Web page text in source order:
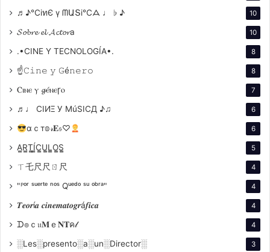
Torre Nilsson y la modernización
del cine argentino
Leopoldo Torre Nilsson fue un director clave en la
renovación del cine nacional. Su alianza creativa con
Beatriz Guido aportó densidad psicológica y un estilo
visual refinado. En
, despliega un
gótico singular, cargado de atmósfera opresiva, que
convierte los secretos familiares en metáforas de una
sociedad rígida y condenatoria.
Narrativa y estética: el gótico
♬♪℃іทЄ ү ᗰԱՏі℃ᗋ ♩ ♭ ♪ 10
𝓢𝓸𝓫𝓻𝓮 𝓮𝓵 𝓐𝓬𝓽𝓸𝓻a 10
.•CINE Y TECNOLOGÍA•. 8
☝𝙲𝚒𝚗𝚎 𝚢 𝙶é𝚗𝚎𝚛𝚘 8
Ⲥⲓⲛⲉ ⲩ 𝓰ⲉ́ⲛⲉꞅⲟ 7
♬♩ CIИΞ У MúSICД ♪♫ 6
αｃт𝕠𝓇𝐄𝔰♡ 6
A̳R̳T̳Í̳C̳U̳L̳O̳S̳ 5
ㄒ乇尺尺ㄖ尺 4
"ᴾᵒʳ ˢᵘᵉʳᵗᵉ ⁿᵒˢ Qᵘᵉᵈᵒ ˢᵘ ᵒᵇʳᵃ" 4
𝑻𝒆𝒐𝒓í𝒂 𝒄𝒊𝒏𝒆𝒎𝒂𝒕𝒐𝒈𝒓á𝒇𝒊𝒄𝒂 4
ᗪ๏ｃ𝔲𝐌ｅ𝐍𝐓ค𝓁 4
░Les░presento░a░un░Director░ 3